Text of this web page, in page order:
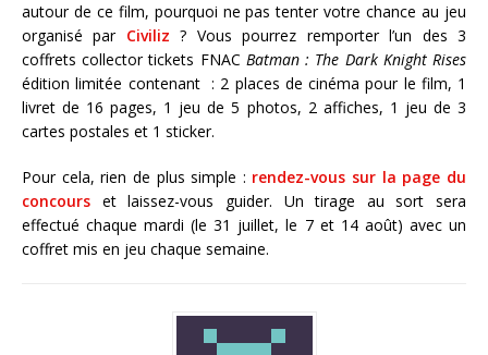
autour de ce film, pourquoi ne pas tenter votre chance au jeu
organisé par Civiliz ? Vous pourrez remporter l’un des 3
coffrets collector tickets FNAC Batman : The Dark Knight Rises
édition limitée contenant : 2 places de cinéma pour le film, 1
livret de 16 pages, 1 jeu de 5 photos, 2 affiches, 1 jeu de 3
cartes postales et 1 sticker.
Pour cela, rien de plus simple : rendez-vous sur la page du
concours et laissez-vous guider. Un tirage au sort sera
effectué chaque mardi (le 31 juillet, le 7 et 14 août) avec un
coffret mis en jeu chaque semaine.